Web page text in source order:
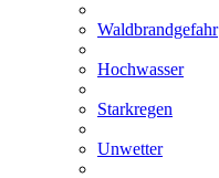
Waldbrandgefahr
Hochwasser
Starkregen
Unwetter